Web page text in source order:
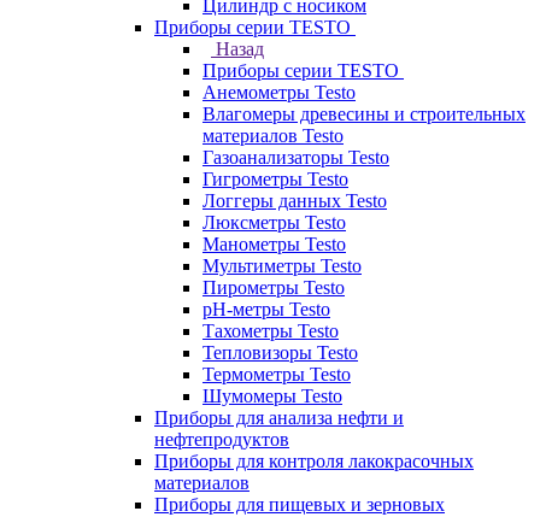
Цилиндр с носиком
Приборы серии TESTO
Назад
Приборы серии TESTO
Анемометры Testo
Влагомеры древесины и строительных
материалов Testo
Газоанализаторы Testo
Гигрометры Testo
Логгеры данных Testo
Люксметры Testo
Манометры Testo
Мультиметры Testo
Пирометры Testo
pH-метры Testo
Тахометры Testo
Тепловизоры Testo
Термометры Testo
Шумомеры Testo
Приборы для анализа нефти и
нефтепродуктов
Приборы для контроля лакокрасочных
материалов
Приборы для пищевых и зерновых